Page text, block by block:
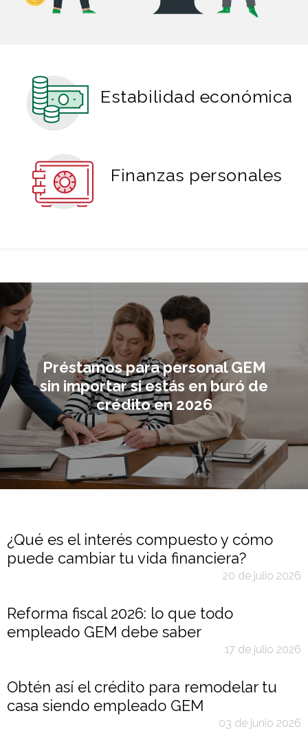
Estabilidad económica
Finanzas personales
Préstamos para personal GEM
sin importar si estás en buró de
crédito en 2026
¿Qué es el interés compuesto y cómo
puede cambiar tu vida financiera?
20 de julio 2026
Reforma fiscal 2026: lo que todo
empleado GEM debe saber
17 de julio 2026
Obtén así el crédito para remodelar tu
casa siendo empleado GEM
03 de junio 2026